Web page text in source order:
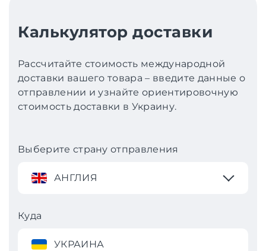
Калькулятор доставки
Рассчитайте стоимость международной
доставки вашего товара – введите данные о
отправлении и узнайте ориентировочную
стоимость доставки в Украину.
Выберите страну отправления
АНГЛИЯ
Куда
УКРАИНА